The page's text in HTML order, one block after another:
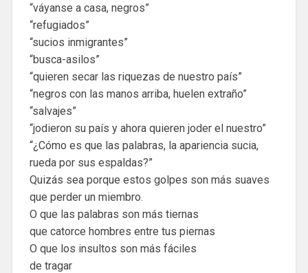
“váyanse a casa, negros”
“refugiados”
“sucios inmigrantes”
“busca-asilos”
“quieren secar las riquezas de nuestro país”
“negros con las manos arriba, huelen extraño”
“salvajes”
“jodieron su país y ahora quieren joder el nuestro”
“¿Cómo es que las palabras, la apariencia sucia,
rueda por sus espaldas?”
Quizás sea porque estos golpes son más suaves
que perder un miembro.
O que las palabras son más tiernas
que catorce hombres entre tus piernas
O que los insultos son más fáciles
de tragar